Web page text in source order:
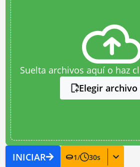
Suelta archivos aquí o haz
Elegir archivo
INICIAR 1/ 30s